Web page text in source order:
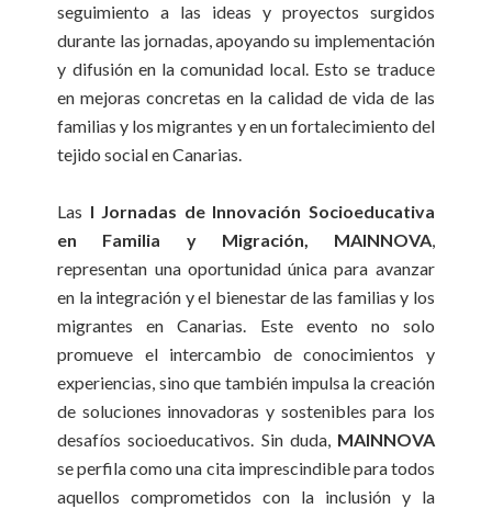
seguimiento a las ideas y proyectos surgidos
durante las jornadas, apoyando su implementación
y difusión en la comunidad local. Esto se traduce
en mejoras concretas en la calidad de vida de las
familias y los migrantes y en un fortalecimiento del
tejido social en Canarias.
Las I Jornadas de Innovación Socioeducativa
en Familia y Migración, MAINNOVA,
representan una oportunidad única para avanzar
en la integración y el bienestar de las familias y los
migrantes en Canarias. Este evento no solo
promueve el intercambio de conocimientos y
experiencias, sino que también impulsa la creación
de soluciones innovadoras y sostenibles para los
desafíos socioeducativos. Sin duda, MAINNOVA
se perfila como una cita imprescindible para todos
aquellos comprometidos con la inclusión y la